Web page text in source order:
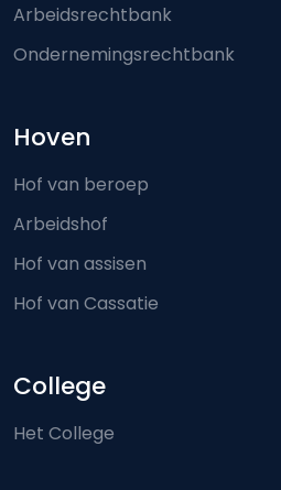
Arbeidsrechtbank
Ondernemingsrechtbank
Hoven
Hof van beroep
Arbeidshof
Hof van assisen
Hof van Cassatie
College
Het College